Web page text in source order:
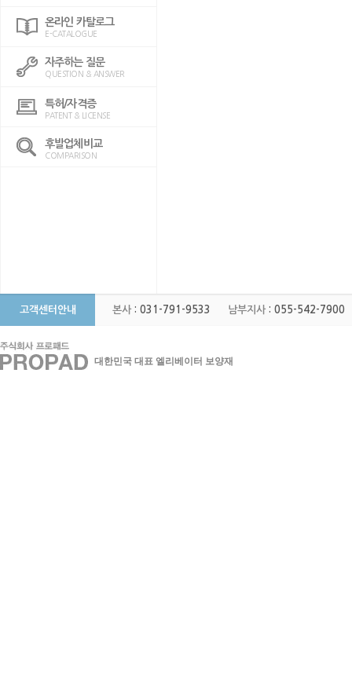
온라인 카탈로그
E-CATALOGUE
자주하는 질문
QUESTION & ANSWER
특허/자격증
PATENT & LICENSE
후발업체비교
COMPARISON
고객센터안내 본사: 031-791-9533 남부지사: 055-542-7900
대한민국 대표 엘리베이터 보양재